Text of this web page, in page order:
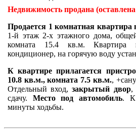
Недвижимость продана
Продается 1 комнатная квартира
1-й этаж 2-х этажного дома,
комната 15.4 кв.м. Квартира
кондиционер, на горячую воду
К квартире прилагается
10.8 кв.м., комната 7.5 кв.м.,
Отдельный вход,закрытый двор,
сдачу. Место под автомобиль. К
минуты ходьбы.